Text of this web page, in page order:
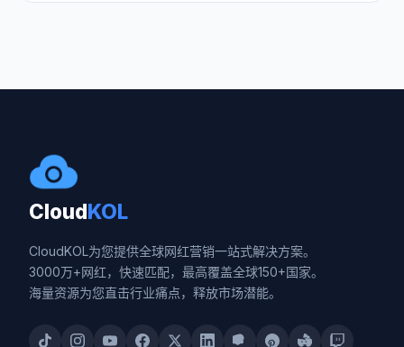
CloudKOL
CloudKOL为您提供全球网红营销一站式解决方案。
3000万+网红，快速匹配，最高覆盖全球150+国家。
海量资源为您直击行业痛点，释放市场潜能。